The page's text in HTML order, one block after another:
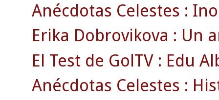
Anécdotas Celestes :
Erika Dobrovikova : Un
El Test de GolTV : Edu
Anécdotas Celestes :